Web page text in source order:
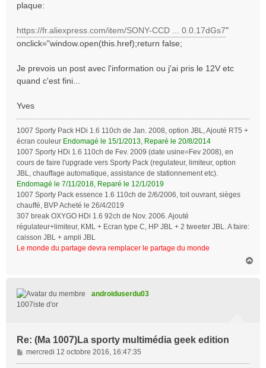
plaque:
https://fr.aliexpress.com/item/SONY-CCD ... 0.0.17dGs7"
onclick="window.open(this.href);return false;
Je prevois un post avec l'information ou j'ai pris le 12V etc
quand c'est fini...
Yves
1007 Sporty Pack HDi 1.6 110ch de Jan. 2008, option JBL, Ajouté RT5 +
écran couleur Endomagé le 15/1/2013, Reparé le 20/8/2014
1007 Sporty HDi 1.6 110ch de Fev. 2009 (date usine=Fev 2008), en
cours de faire l'upgrade vers Sporty Pack (regulateur, limiteur, option
JBL, chauffage automatique, assistance de stationnement etc).
Endomagé le 7/11/2018, Reparé le 12/1/2019
1007 Sporty Pack essence 1.6 110ch de 2/6/2006, toit ouvrant, sièges
chauffé, BVP Acheté le 26/4/2019
307 break OXYGO HDi 1.6 92ch de Nov. 2006. Ajouté
régulateur+limiteur, KML + Ecran type C, HP JBL + 2 tweeter JBL. A faire:
caisson JBL + ampli JBL
Le monde du partage devra remplacer le partage du monde
androiduserdu03
1007iste d'or
Re: (Ma 1007)La sporty multimédia geek edition
M
e
mercredi 12 octobre 2016, 16:47:35